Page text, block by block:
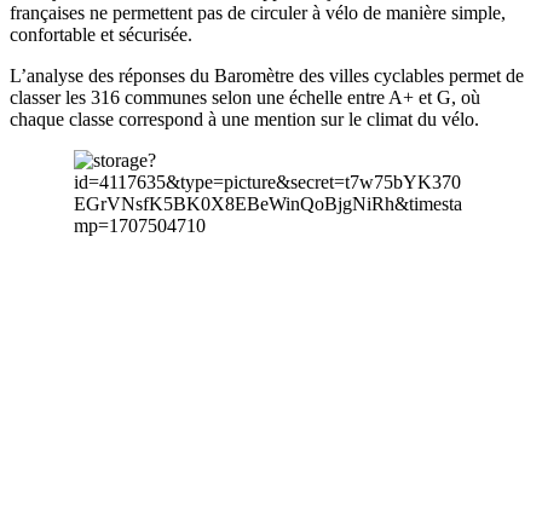
françaises ne permettent pas de circuler à vélo de manière simple,
confortable et sécurisée.
L’analyse des réponses du Baromètre des villes cyclables permet de
classer les 316 communes selon une échelle entre A+ et G, où
chaque classe correspond à une mention sur le climat du vélo.